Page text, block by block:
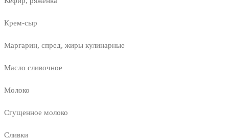
Крем-сыр
Маргарин, спред, жиры кулинарные
Масло сливочное
Молоко
Сгущенное молоко
Сливки